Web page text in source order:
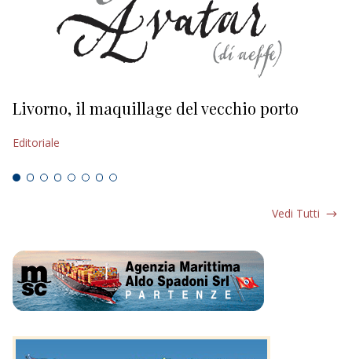
Livorno, il maquillage del vecchio porto
Editoriale
Vedi Tutti